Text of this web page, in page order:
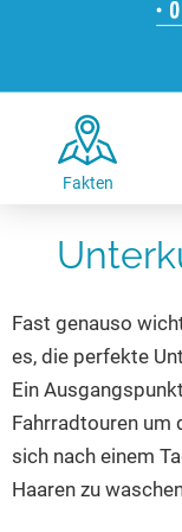
Radtouren am See
Kitesurfen
Kanu- &
Badeseen in
Wellness am See
Romantik Hotels
Urlaub an der
Unterkünfte
Hotels am See
Ferienwohnungen
Camping
Kanu- & Kajak-
Wanderurlaub
Bikeurlaub
Auszeit &
Camping am See
Top-Hotels
Top-Hotel
Familienhotels
Wellness-Hotels
Biohotels
Ausgefallenes
Häuser auf dem
Hundefreundliche
Seen in
Seen in Europa
Strandbad-
Überwachte
Unsere See-
Deutschlands
Top Seen nach
Top Seen nach
Deutschlands
Fakten
Fast genauso
es, die perfekte
Ein
Fahrradtouren um
sich nach einem
Haaren zu